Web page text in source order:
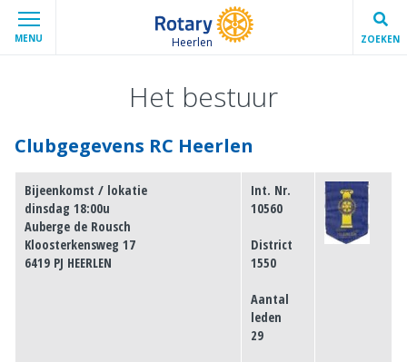
MENU Heerlen ZOEKEN
Het bestuur
Clubgegevens RC Heerlen
Bijeenkomst / lokatie
dinsdag 18:00u
Auberge de Rousch
Kloosterkensweg 17
6419 PJ HEERLEN
Int. Nr.
10560
District
1550
Aantal
leden
29